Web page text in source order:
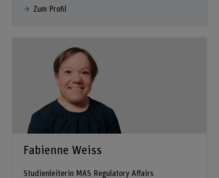
Zum Profil
Fabienne Weiss
Studienleiterin MAS Regulatory Affairs